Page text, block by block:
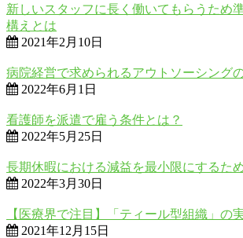
新しいスタッフに長く働いてもらうため
構えとは
2021年2月10日
病院経営で求められるアウトソーシング
2022年6月1日
看護師を派遣で雇う条件とは？
2022年5月25日
長期休暇における減益を最小限にするた
2022年3月30日
【医療界で注目】「ティール型組織」の
2021年12月15日